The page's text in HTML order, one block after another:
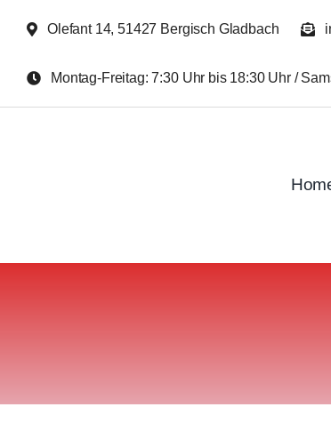
Inhalt
Olefant 14, 51427 Bergisch Gladbach
Montag-Freitag: 7:30 Uhr bis 18:30 Uhr /